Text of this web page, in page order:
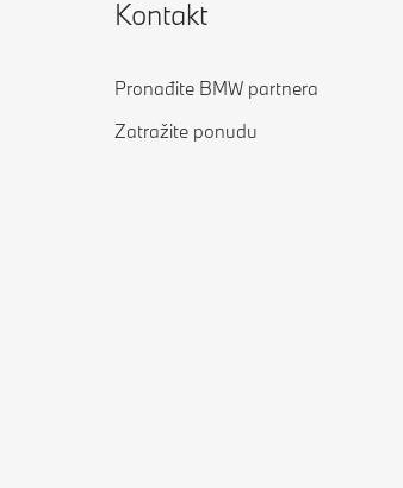
Kontakt
Pronađite BMW partnera
Zatražite ponudu